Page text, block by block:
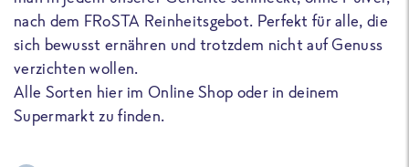
nach dem FRoSTA Reinheitsgebot. Perfekt für alle, die
sich bewusst ernähren und trotzdem nicht auf Genuss
verzichten wollen.
Alle Sorten hier im Online Shop oder in deinem
Supermarkt zu finden.